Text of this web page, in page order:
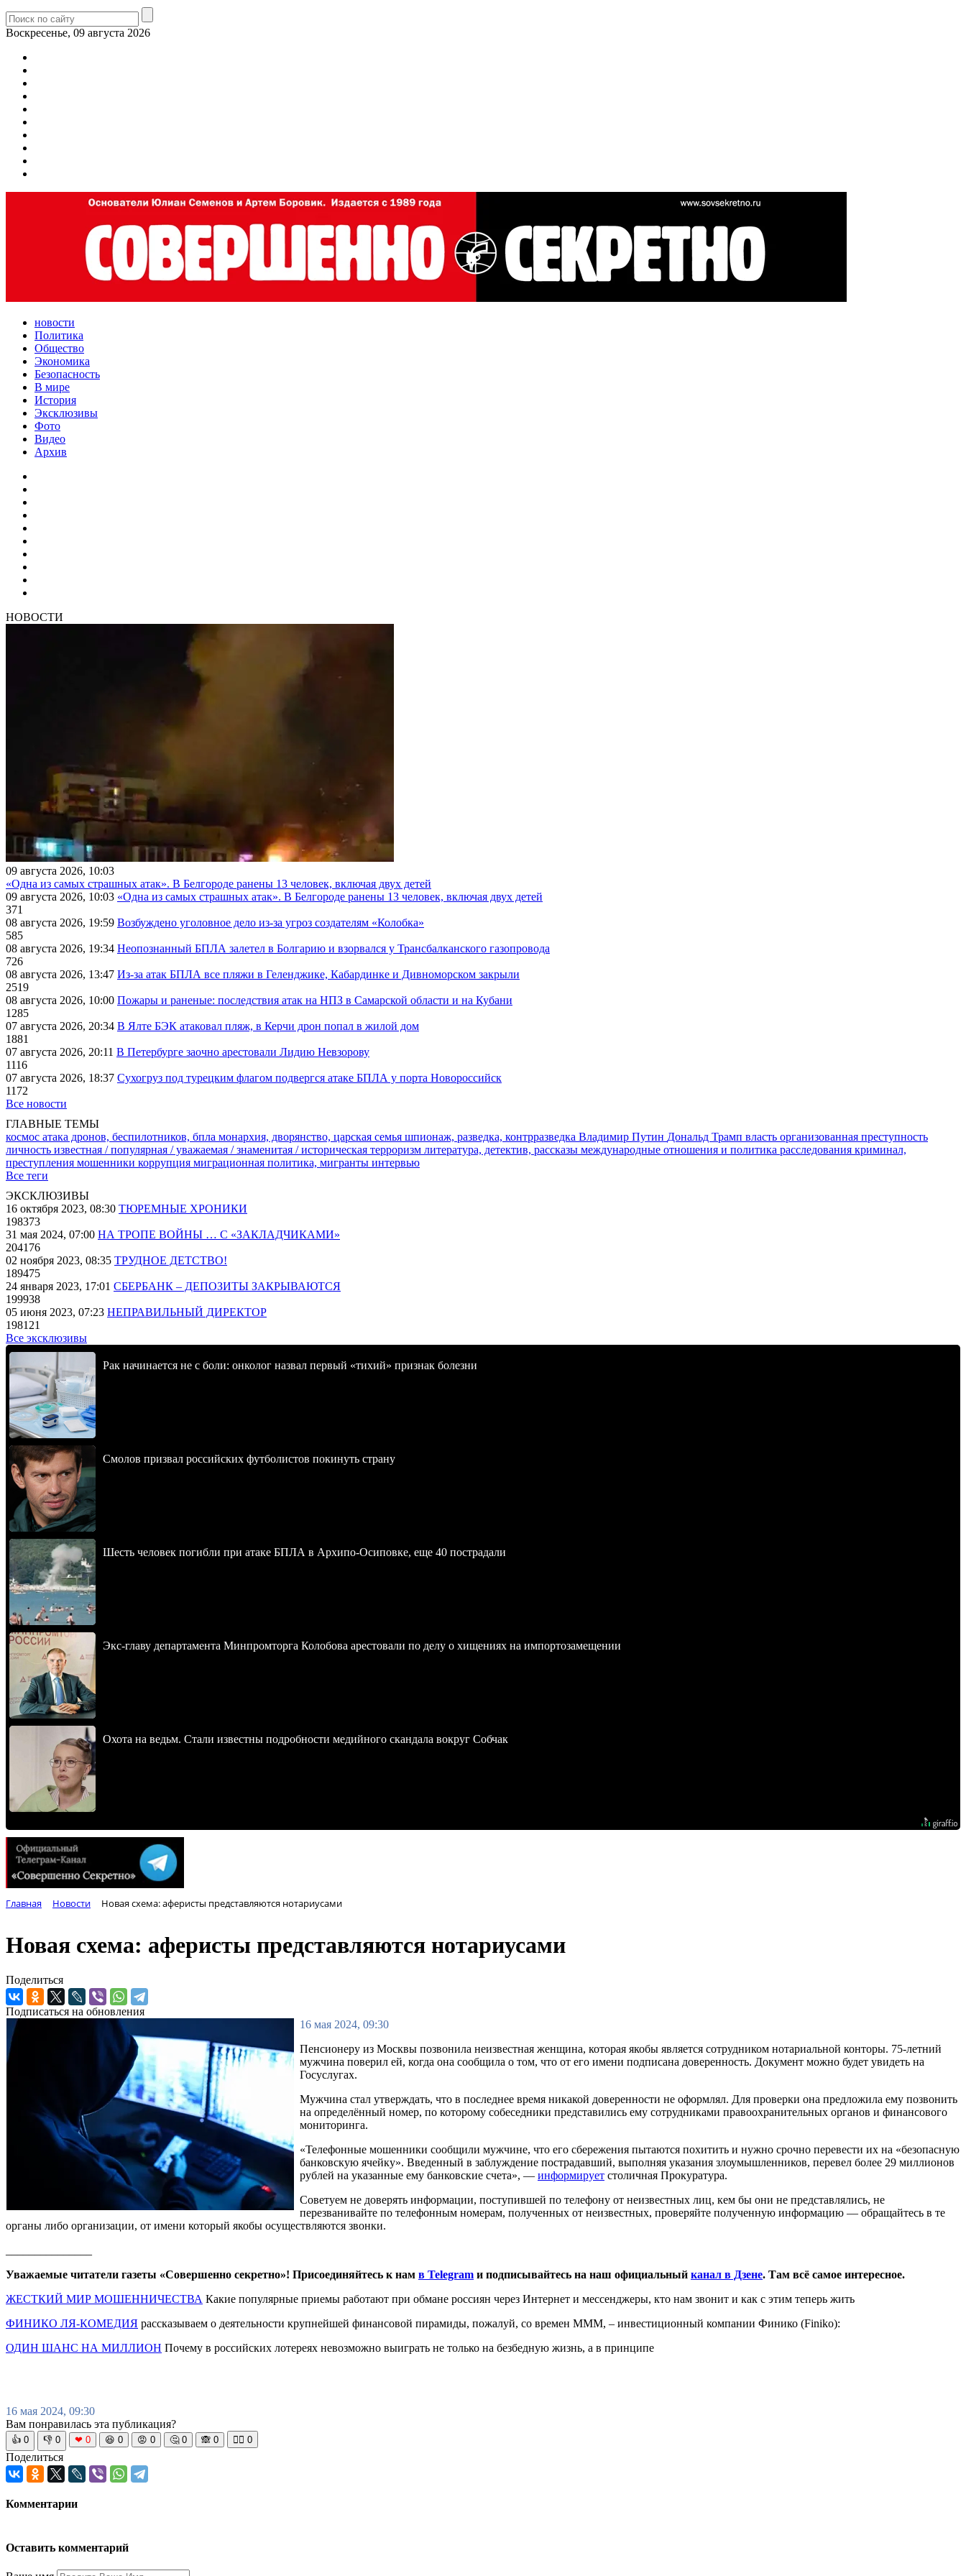
Воскресенье, 09 августа 2026
новости
Политика
Общество
Экономика
Безопасность
В мире
История
Эксклюзивы
Фото
Видео
Архив
НОВОСТИ
09 августа 2026, 10:03
«Одна из самых страшных атак». В Белгороде ранены 13 человек, включая двух детей
09 августа 2026, 10:03 «Одна из самых страшных атак». В Белгороде ранены 13 человек, включая двух детей
371
08 августа 2026, 19:59 Возбуждено уголовное дело из-за угроз создателям «Колобка»
585
08 августа 2026, 19:34 Неопознанный БПЛА залетел в Болгарию и взорвался у Трансбалканского газопровода
726
08 августа 2026, 13:47 Из-за атак БПЛА все пляжи в Геленджике, Кабардинке и Дивноморском закрыли
2519
08 августа 2026, 10:00 Пожары и раненые: последствия атак на НПЗ в Самарской области и на Кубани
1285
07 августа 2026, 20:34 В Ялте БЭК атаковал пляж, в Керчи дрон попал в жилой дом
1881
07 августа 2026, 20:11 В Петербурге заочно арестовали Лидию Невзорову
1116
07 августа 2026, 18:37 Сухогруз под турецким флагом подвергся атаке БПЛА у порта Новороссийск
1172
Все новости
ГЛАВНЫЕ ТЕМЫ
космос атака дронов, беспилотников, бпла монархия, дворянство, царская семья шпионаж, разведка, контрразведка Владимир Путин Дональд Трамп власть организованная преступность
личность известная / популярная / уважаемая / знаменитая / историческая терроризм литература, детектив, рассказы международные отношения и политика расследования криминал,
преступления мошенники коррупция миграционная политика, мигранты интервью
Все теги
ЭКСКЛЮЗИВЫ
16 октября 2023, 08:30 ТЮРЕМНЫЕ ХРОНИКИ
198373
31 мая 2024, 07:00 НА ТРОПЕ ВОЙНЫ … С «ЗАКЛАДЧИКАМИ»
204176
02 ноября 2023, 08:35 ТРУДНОЕ ДЕТСТВО!
189475
24 января 2023, 17:01 СБЕРБАНК – ДЕПОЗИТЫ ЗАКРЫВАЮТСЯ
199938
05 июня 2023, 07:23 НЕПРАВИЛЬНЫЙ ДИРЕКТОР
198121
Все эксклюзивы
Рак начинается не с боли: онколог назвал первый «тихий» признак болезни
Смолов призвал российских футболистов покинуть страну
Шесть человек погибли при атаке БПЛА в Архипо-Осиповке, еще 40 пострадали
Экс-главу департамента Минпромторга Колобова арестовали по делу о хищениях на импортозамещении
Охота на ведьм. Стали известны подробности медийного скандала вокруг Собчак
Главная Новости Новая схема: аферисты представляются нотариусами
Новая схема: аферисты представляются нотариусами
Поделиться
Подписаться на обновления
16 мая 2024, 09:30
Пенсионеру из Москвы позвонила неизвестная женщина, которая якобы является сотрудником нотариальной конторы. 75-летний
мужчина поверил ей, когда она сообщила о том, что от его имени подписана доверенность. Документ можно будет увидеть на
Госуслугах.
Мужчина стал утверждать, что в последнее время никакой доверенности не оформлял. Для проверки она предложила ему позвонить
на определённый номер, по которому собеседники представились ему сотрудниками правоохранительных органов и финансового
мониторинга.
«Телефонные мошенники сообщили мужчине, что его сбережения пытаются похитить и нужно срочно перевести их на «безопасную
банковскую ячейку». Введенный в заблуждение пострадавший, выполняя указания злоумышленников, перевел более 29 миллионов
рублей на указанные ему банковские счета», — информирует столичная Прокуратура.
Советуем не доверять информации, поступившей по телефону от неизвестных лиц, кем бы они не представлялись, не
перезванивайте по телефонным номерам, полученных от неизвестных, проверяйте полученную информацию — обращайтесь в те
органы либо организации, от имени который якобы осуществляются звонки.
Уважаемые читатели газеты «Совершенно секретно»! Присоединяйтесь к нам в Telegram и подписывайтесь на наш официальный канал в Дзене. Там всё самое интересное.
ЖЕСТКИЙ МИР МОШЕННИЧЕСТВА Какие популярные приемы работают при обмане россиян через Интернет и мессенджеры, кто нам звонит и как с этим теперь жить
ФИНИКО ЛЯ-КОМЕДИЯ рассказываем о деятельности крупнейшей финансовой пирамиды, пожалуй, со времен МММ, – инвестиционный компании Финико (Finiko):
ОДИН ШАНС НА МИЛЛИОН Почему в российских лотереях невозможно выиграть не только на безбедную жизнь, а в принципе
16 мая 2024, 09:30
Вам понравилась эта публикация?
👍 0 👎 0 ❤ 0 😆 0 😡 0 🤔 0 🙈 0 🧘‍♀️ 0
Поделиться
Комментарии
Оставить комментарий